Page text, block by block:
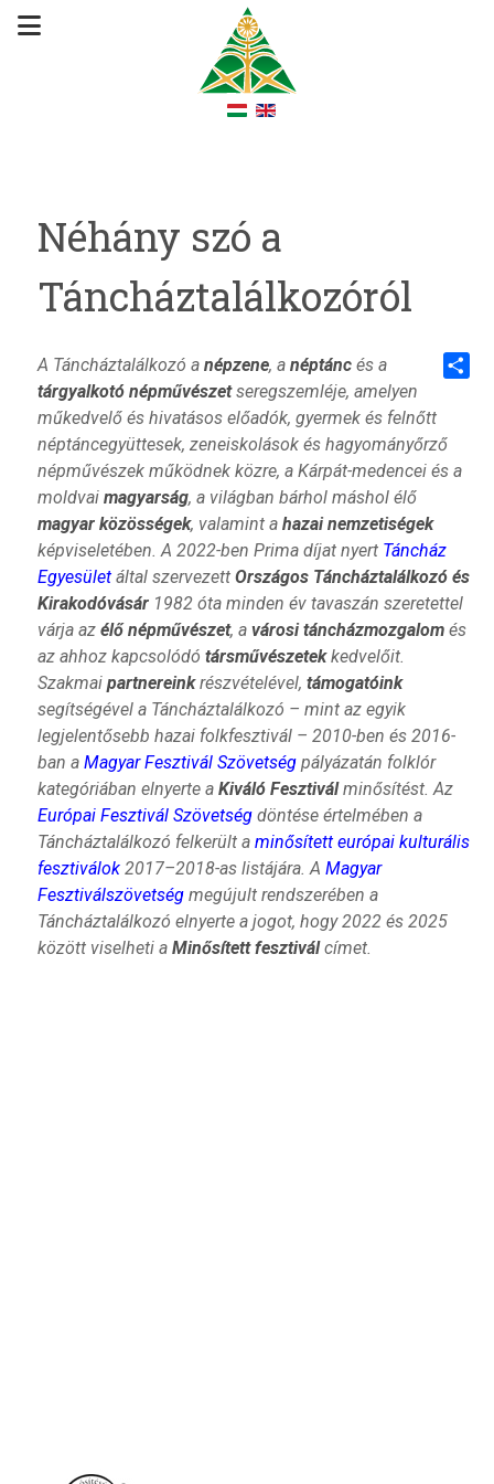
Néhány szó a
Táncháztalálkozóról
A Táncháztalálkozó a népzene, a néptáncés a
tárgyalkotó népművészetseregszemléje, amelyen
műkedvelő és hivatásos előadók, gyermek és felnőtt
néptáncegyüttesek, zeneiskolások és hagyományőrző
népművészek működnek közre, a Kárpát-medencei és a
moldvai magyarság, a világban bárhol máshol élő
magyar közösségek, valamint a hazai nemzetiségek
képviseletében. A 2022-ben Prima díjat nyert Táncház
Egyesületáltal szervezett Országos Táncháztalálkozó és
Kirakodóvásár1982 óta minden év tavaszán szeretettel
várja az élő népművészet, a városi táncházmozgalomés
az ahhoz kapcsolódó társművészetekkedvelőit.
Szakmai partnereinkrészvételével, támogatóink
segítségével a Táncháztalálkozó – mint az egyik
legjelentősebb hazai folkfesztivál – 2010-ben és 2016-
ban a Magyar Fesztivál Szövetségpályázatán folklór
kategóriában elnyerte a Kiváló Fesztiválminősítést. Az
Európai Fesztivál Szövetség döntése értelmében a
Táncháztalálkozó felkerült a minősített európai kulturális
fesztiválok 2017–2018-as listájára. A Magyar
Fesztiválszövetségmegújult rendszerében a
Táncháztalálkozó elnyerte a jogot, hogy 2022 és 2025
között viselheti a Minősített fesztiválcímet.